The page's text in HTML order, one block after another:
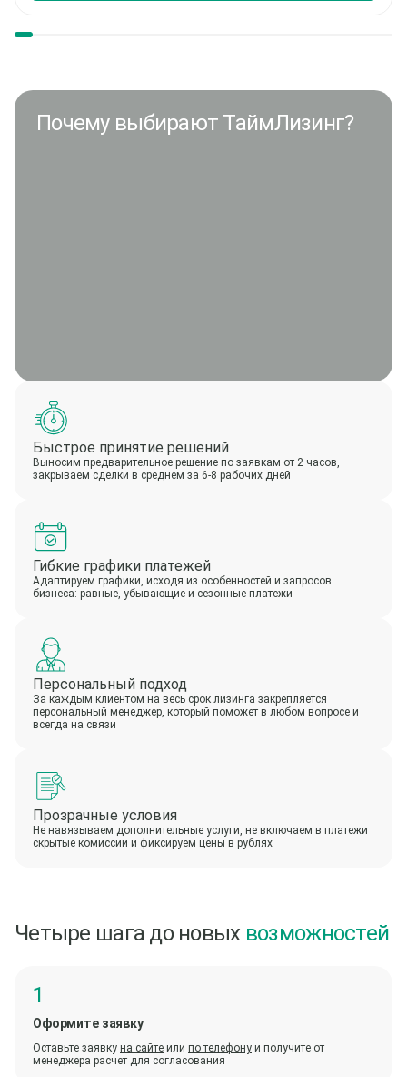
Почему выбирают ТаймЛизинг?
Быстрое принятие решений
Выносим предварительное решение по заявкам от 2 часов,
закрываем сделки в среднем за 6-8 рабочих дней
Гибкие графики платежей
Адаптируем графики, исходя из особенностей и запросов
бизнеса: равные, убывающие и сезонные платежи
Персональный подход
За каждым клиентом на весь срок лизинга закрепляется
персональный менеджер, который поможет в любом вопросе и
всегда на связи
Прозрачные условия
Не навязываем дополнительные услуги, не включаем в платежи
скрытые комиссии и фиксируем цены в рублях
Четыре шага до новых возможностей
Оформите заявку
Оставьте заявку на сайте или по телефону и получите от
менеджера расчет для согласования